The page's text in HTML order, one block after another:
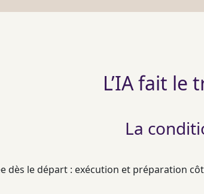
L’IA fait le
La
dès le départ : exécution et préparation